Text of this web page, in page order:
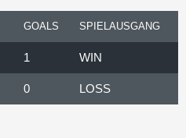
GOALS SPIELAUSGANG
1 WIN
0 LOSS